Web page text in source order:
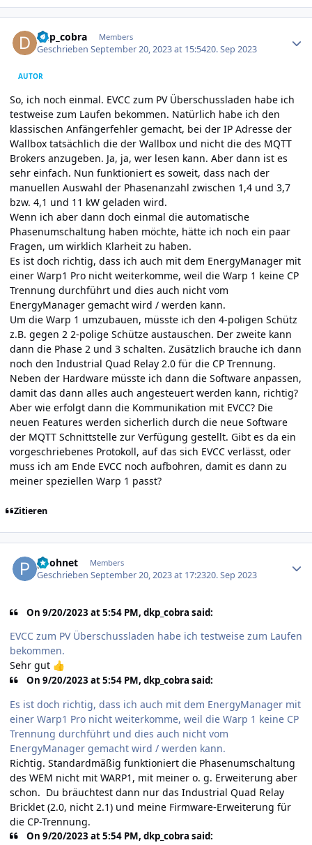
dkp_cobra Members
GeschriebenSeptember 20, 2023 at 15:5420. Sep 2023
AUTOR
So, ich noch einmal. EVCC zum PV Überschussladen habe ich
testweise zum Laufen bekommen. Natürlich habe ich den
klassischen Anfängerfehler gemacht, bei der IP Adresse der
Wallbox tatsächlich die der Wallbox und nicht die des MQTT
Brokers anzugeben. Ja, ja, wer lesen kann. Aber dann ist es
sehr einfach. Nun funktioniert es soweit, dass nach der
manuellen Auswahl der Phasenanzahl zwischen 1,4 und 3,7
bzw. 4,1 und 11 kW geladen wird.
Wenn ich aber dann doch einmal die automatische
Phasenumschaltung haben möchte, hätte ich noch ein paar
Fragen, um wirklich Klarheit zu haben.
Es ist doch richtig, dass ich auch mit dem EnergyManager mit
einer Warp1 Pro nicht weiterkomme, weil die Warp 1 keine CP
Trennung durchführt und dies auch nicht vom
EnergyManager gemacht wird / werden kann.
Um die Warp 1 umzubauen, müsste ich den 4-poligen Schütz
z.B. gegen 2 2-polige Schütze austauschen. Der zweite kann
dann die Phase 2 und 3 schalten. Zusätzlich brauche ich dann
noch den Industrial Quad Relay 2.0 für die CP Trennung.
Neben der Hardware müsste ich dann die Software anpassen,
damit das dann alles auch angesteuert werden kann, richtig?
Aber wie erfolgt dann die Kommunikation mit EVCC? Die
neuen Features werden sicherlich durch die neue Software
der MQTT Schnittstelle zur Verfügung gestellt. Gibt es da ein
vorgeschriebenes Protokoll, auf das sich EVCC verlässt, oder
muss ich am Ende EVCC noch aufbohren, damit es dann zu
meiner speziellen Warp 1 passt?
Zitieren
poohnet Members
GeschriebenSeptember 20, 2023 at 17:2320. Sep 2023
On 9/20/2023 at 5:54 PM, dkp_cobra said:
EVCC zum PV Überschussladen habe ich testweise zum Laufen
bekommen.
Sehr gut 👍
On 9/20/2023 at 5:54 PM, dkp_cobra said:
Es ist doch richtig, dass ich auch mit dem EnergyManager mit
einer Warp1 Pro nicht weiterkomme, weil die Warp 1 keine CP
Trennung durchführt und dies auch nicht vom
EnergyManager gemacht wird / werden kann.
Richtig. Standardmäßig funktioniert die Phasenumschaltung
des WEM nicht mit WARP1, mit meiner o. g. Erweiterung aber
schon. Du bräuchtest dann nur das Industrial Quad Relay
Bricklet (2.0, nicht 2.1) und meine Firmware-Erweiterung für
die CP-Trennung.
On 9/20/2023 at 5:54 PM, dkp_cobra said: